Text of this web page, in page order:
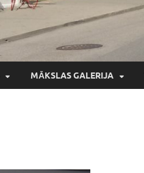
MĀKSLAS GALERIJA